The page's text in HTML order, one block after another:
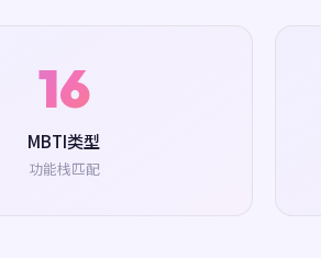
16
MBTI类型
功能栈匹配